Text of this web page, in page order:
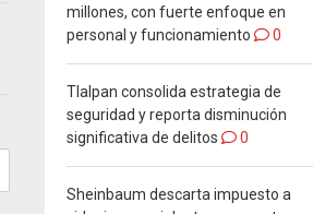
millones, con fuerte enfoque en
personal y funcionamiento
0
Tlalpan consolida estrategia de
seguridad y reporta disminución
significativa de delitos
0
Sheinbaum descarta impuesto a